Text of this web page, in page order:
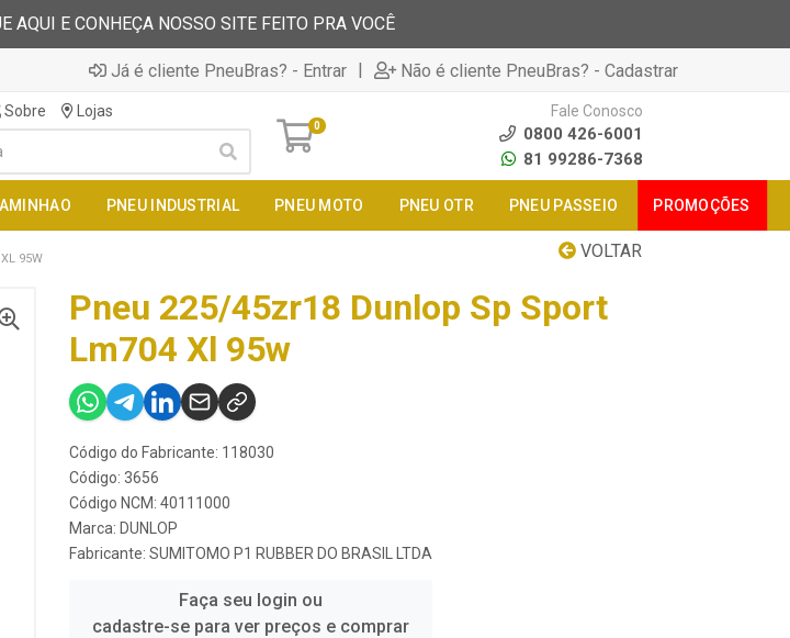
AQUI E CONHEÇA NOSSO SITE FEITO PRA VOCÊ
Já é cliente PneuBras? - Entrar | Não é cliente PneuBras? - Cadastrar
Sobre Lojas
0
Fale Conosco
0800 426-6001
81 99286-7368
PNEU INDUSTRIAL PNEU MOTO PNEU OTR PNEU PASSEIO PROMOÇÕES
VOLTAR
95W
Pneu 225/45zr18 Dunlop Sp Sport
Lm704 Xl 95w
Código do Fabricante: 118030
Código: 3656
Código NCM: 40111000
Marca: DUNLOP
Fabricante: SUMITOMO P1 RUBBER DO BRASIL LTDA
Faça seu login ou
cadastre-se para ver preços e comprar